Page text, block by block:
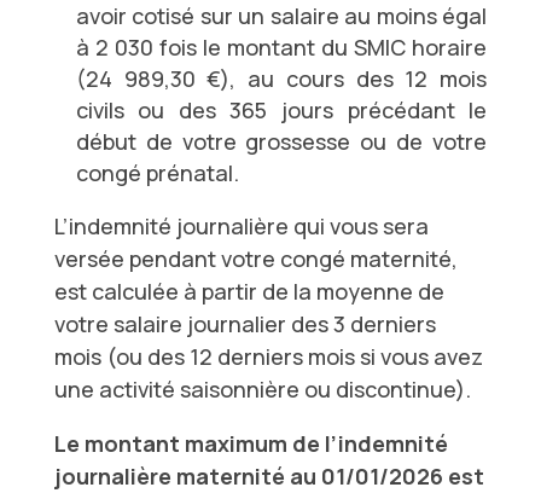
avoir cotisé sur un salaire au moins égal
à 2 030 fois le montant du SMIC horaire
(24 989,30 €), au cours des 12 mois
civils ou des 365 jours précédant le
début de votre grossesse ou de votre
congé prénatal.
L’indemnité journalière qui vous sera
versée pendant votre congé maternité,
est calculée à partir de la moyenne de
votre salaire journalier des 3 derniers
mois (ou des 12 derniers mois si vous avez
une activité saisonnière ou discontinue).
Le montant maximum de l’indemnité
journalière maternité au 01/01/2026 est